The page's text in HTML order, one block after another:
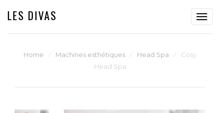
LES DIVAS
Home ⁄ Machines esthétiques ⁄ Head Spa ⁄
Cosy
Head Spa